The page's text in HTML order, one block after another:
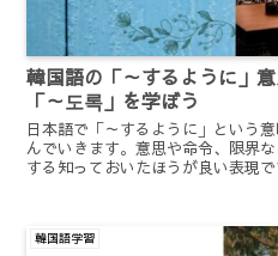
韓国語の「～するように」
「～도록」を学ぼう
日本語で「～するように」という
んでいきます。意思や命令、限界
する知っておいたほうが良い表現
韓国語学習